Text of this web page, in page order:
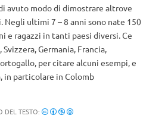
avuto modo di dimostrare altrove
Negli ultimi 7 – 8 anni sono nate 150
e ragazzi in tanti paesi diversi. Ce
Germania, Francia,
per citare alcuni esempi, e
in particolare in Colomb
DEL TESTO: